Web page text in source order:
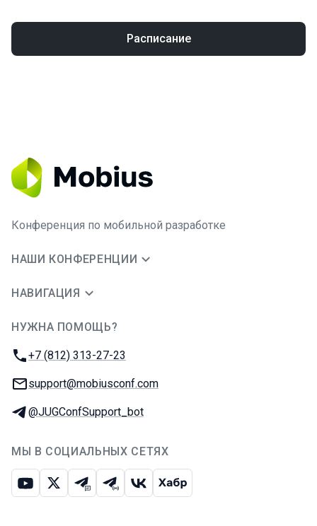
Расписание
Конференция по мобильной разработке
НАШИ КОНФЕРЕНЦИИ
НАВИГАЦИЯ
НУЖНА ПОМОЩЬ?
Телефон:
+7 (812) 313-27-23
E-mail:
support@mobiusconf.com
Телеграм:
@JUGConfSupport_bot
МЫ В СОЦИАЛЬНЫХ СЕТЯХ
ЮтубИкс Телеграм-чат
Телеграм-канал
ВКонтакте
Хабр